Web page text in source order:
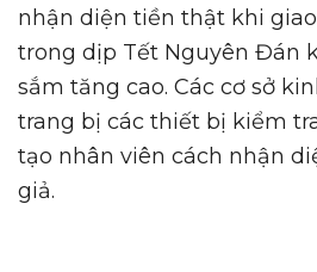
nhận diện tiền thật khi
trong dịp Tết Nguyên Đán
sắm tăng cao. Các cơ sở
trang bị các thiết bị kiểm
tạo nhân viên cách nhận
giả.